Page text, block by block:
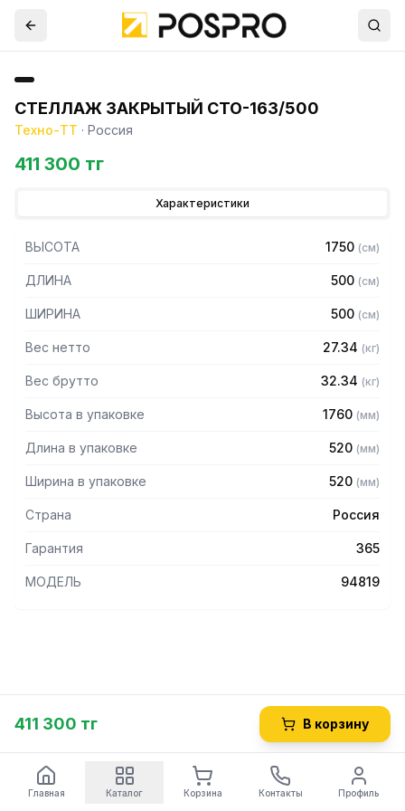
СТЕЛЛАЖ ЗАКРЫТЫЙ СТО-163/500
Техно-ТТ · Россия
411 300 тг
Характеристики
ВЫСОТА 1750 (см)
ДЛИНА 500 (см)
ШИРИНА 500 (см)
Вес нетто 27.34 (кг)
Вес брутто 32.34 (кг)
Высота в упаковке 1760 (мм)
Длина в упаковке 520 (мм)
Ширина в упаковке 520 (мм)
Страна Россия
Гарантия 365
МОДЕЛЬ 94819
411 300 тг В корзину
Главная Каталог Корзина Контакты Профиль